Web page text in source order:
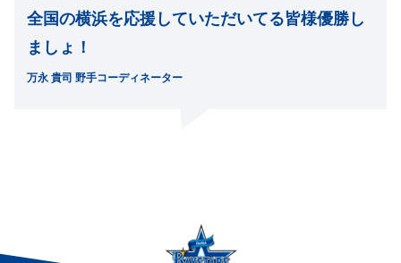
全国の横浜を応援していただいてる皆様優勝し
ましょ！
万永 貴司 野手コーディネーター